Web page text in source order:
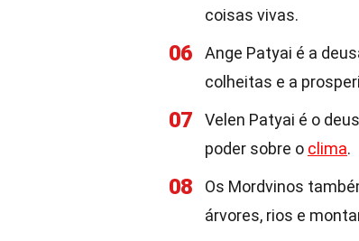
coisas vivas.
06
Ange Patyai é a
colheitas e a
07
Velen Patyai é o
poder sobre o clima.
08
Os Mordvinos
árvores, rios e